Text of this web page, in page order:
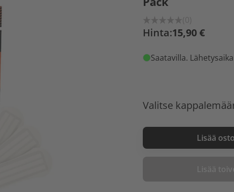
(0)
Hinta:15,90 €
Saatavilla.
Valitse
Lisää
Lisää